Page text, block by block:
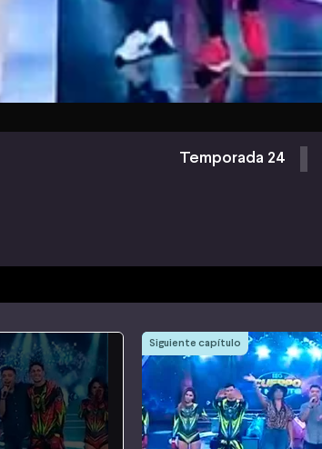
Temporada 24
Siguiente capítulo